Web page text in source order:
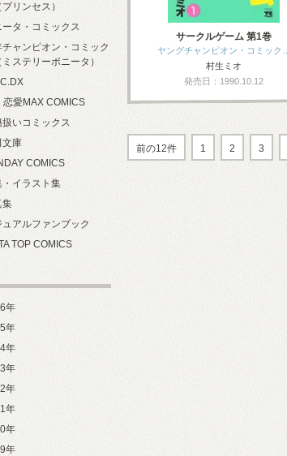
サークルゲーム 第1巻
ヤングチャンピオン・コミック…
村生ミオ
発売日：1990.10.12
前の12件 1 2 3
リンセス）
ータ・コミックス
チャンピオン・コミック
ミステリーボニータ）
恋愛MAX COMICS
扱いコミックス
文庫
COMICS
・イラスト集
集
ュアルファンブック
TOP COMICS
年
年
年
年
年
年
年
年